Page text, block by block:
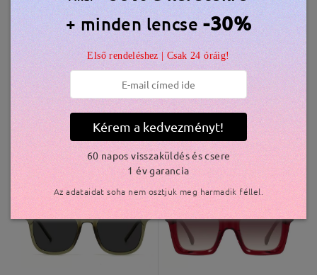
szállítási idő
5-7 munkanap részletek
Kiszállítva
Hasonló keretek
S30637 10.800 Ft S88734 10.800 Ft
+ minden lencse -30%
Első rendeléshez | Csak 24 óráig!
Kérem a kedvezményt!
60 napos visszaküldés és csere
1 év garancia
Az adataidat soha nem osztjuk meg harmadik féllel.